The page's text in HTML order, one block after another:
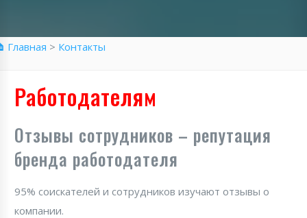
Главная > Контакты
Работодателям
Отзывы сотрудников – репутация
бренда работодателя
95% соискателей и сотрудников изучают отзывы о
компании.